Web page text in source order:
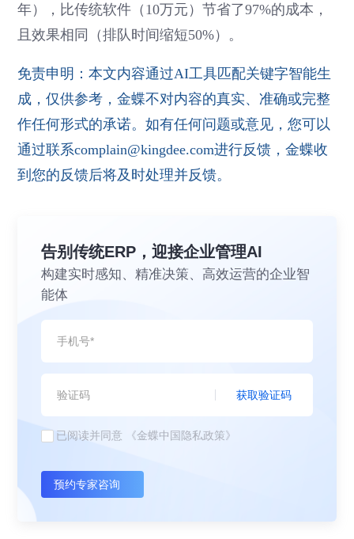
年），比传统软件（10万元）节省了97%的成本，
且效果相同（排队时间缩短50%）。
免责申明：本文内容通过AI工具匹配关键字智能生
成，仅供参考，金蝶不对内容的真实、准确或完整
作任何形式的承诺。如有任何问题或意见，您可以
通过联系complain@kingdee.com进行反馈，金蝶收
到您的反馈后将及时处理并反馈。
告别传统ERP，迎接企业管理AI
构建实时感知、精准决策、高效运营的企业智
能体
获取验证码
已阅读并同意 《金蝶中国隐私政策》
预约专家咨询